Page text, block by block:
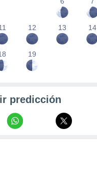
12 13 14
19
predicción